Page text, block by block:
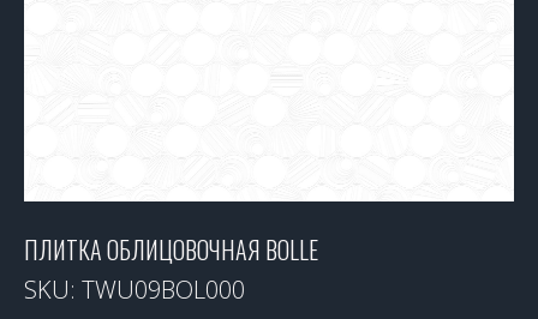
ПЛИТКА ОБЛИЦОВОЧНАЯ BOLLE
SKU: TWU09BOL000